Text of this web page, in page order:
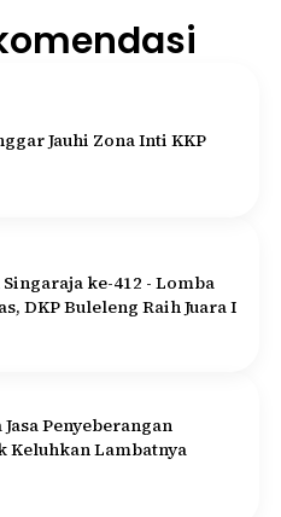
Jauhi Zona Inti KKP
ke-412 - Lomba
DKP Buleleng Raih Juara I
Penyeberangan
Keluhkan Lambatnya